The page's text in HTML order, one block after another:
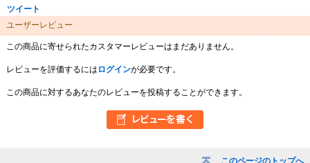
このページのトップへ
ツイート
ユーザーレビュー
この商品に寄せられたカスタマーレビューはまだありません。
レビューを評価するには ログインが必要です。
この商品に対するあなたのレビューを投稿することができます。